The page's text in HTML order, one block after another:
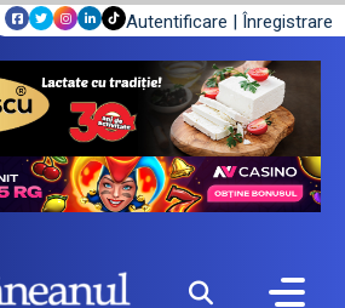
Autentificare | Înregistrare